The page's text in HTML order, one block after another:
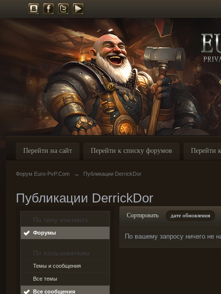
Перейти на сайт Перейти к списку форумов Перейти
Форум Euro-PvP.Com → Публикации DerrickDor
Публикации DerrickDor
По типу контента
Форумы
По пользователю
Темы и сообщения
Все темы
Все сообщения
Сортировать дате обновления
По вашему запросу ничего не